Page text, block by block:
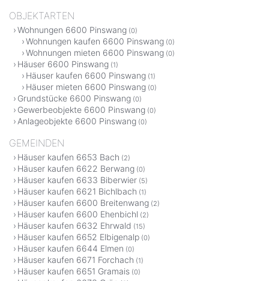
OBJEKTARTEN
Wohnungen 6600 Pinswang (0)
Wohnungen kaufen 6600 Pinswang (0)
Wohnungen mieten 6600 Pinswang (0)
Häuser 6600 Pinswang (1)
Häuser kaufen 6600 Pinswang (1)
Häuser mieten 6600 Pinswang (0)
Grundstücke 6600 Pinswang (0)
Gewerbeobjekte 6600 Pinswang (0)
Anlageobjekte 6600 Pinswang (0)
GEMEINDEN
Häuser kaufen 6653 Bach (2)
Häuser kaufen 6622 Berwang (0)
Häuser kaufen 6633 Biberwier (5)
Häuser kaufen 6621 Bichlbach (1)
Häuser kaufen 6600 Breitenwang (2)
Häuser kaufen 6600 Ehenbichl (2)
Häuser kaufen 6632 Ehrwald (15)
Häuser kaufen 6652 Elbigenalp (0)
Häuser kaufen 6644 Elmen (0)
Häuser kaufen 6671 Forchach (1)
Häuser kaufen 6651 Gramais (0)